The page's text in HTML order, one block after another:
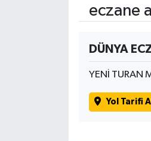
eczane
DÜNYA
YENİ TURAN
Yol Tarifi Al